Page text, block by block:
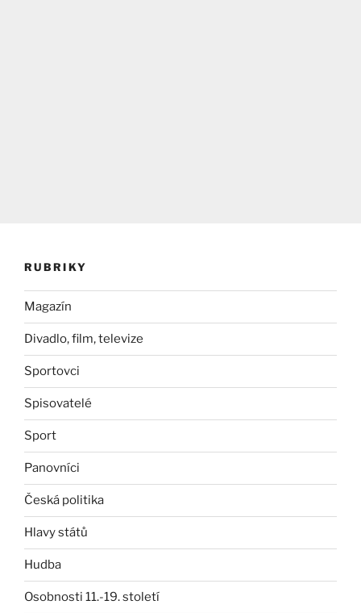
RUBRIKY
Magazín
Divadlo, film, televize
Sportovci
Spisovatelé
Sport
Panovníci
Česká politika
Hlavy států
Hudba
Osobnosti 11.-19. století